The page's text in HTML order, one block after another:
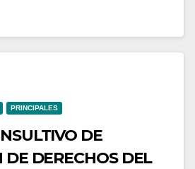
PRINCIPALES
DE
DE DERECHOS DEL